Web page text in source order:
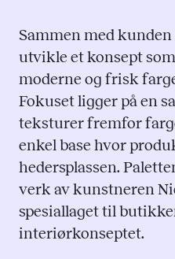
Sammen med
utvikle et konsept
moderne og frisk
Fokuset ligger på en
teksturer fremfor
enkel base hvor
hedersplassen.
verk av kunstneren
spesiallaget til
interiørkonseptet.